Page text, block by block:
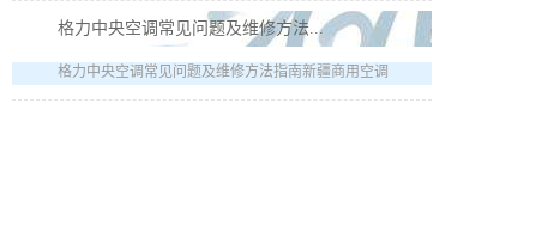
格力中央空调常见问题及维修方法...
格力中央空调常见问题及维修方法指南新疆商用空调